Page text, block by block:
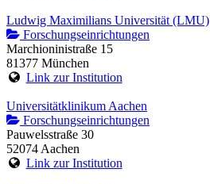
Ludwig Maximilians Universität (LMU)
Forschungseinrichtungen
Marchioninistraße 15
81377 München
Link zur Institution
Universitätklinikum Aachen
Forschungseinrichtungen
Pauwelsstraße 30
52074 Aachen
Link zur Institution